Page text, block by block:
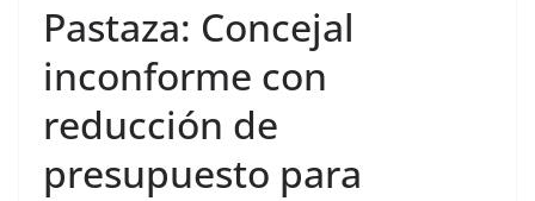
Pastaza: Concejal
inconforme con
reducción de
presupuesto para